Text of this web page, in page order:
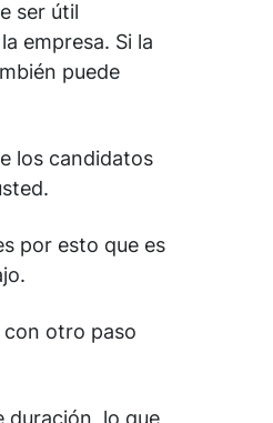
ser útil
empresa. Si la
puede
los candidatos
por esto que es
con otro paso